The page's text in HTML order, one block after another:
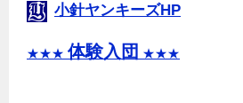
小針ヤンキーズHP
★★★ 体験入団 ★★★